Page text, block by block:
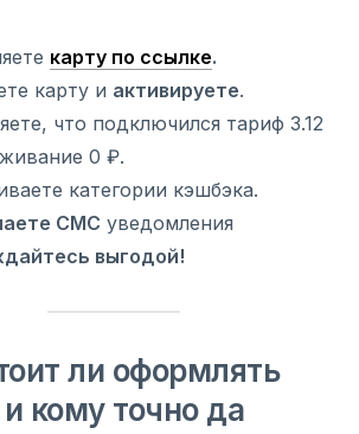
карту по ссылке.
карту и активируете.
что подключился тариф 3.12
0 ₽.
категории кэшбэка.
СМС уведомления
выгодой!
ли оформлять
кому точно да